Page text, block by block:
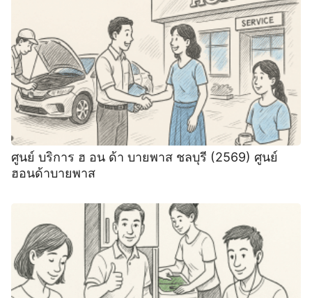
ศูนย์ บริการ ฮ อน ด้า บายพาส ชลบุรี (2569) ศูนย์
ฮอนด้าบายพาส